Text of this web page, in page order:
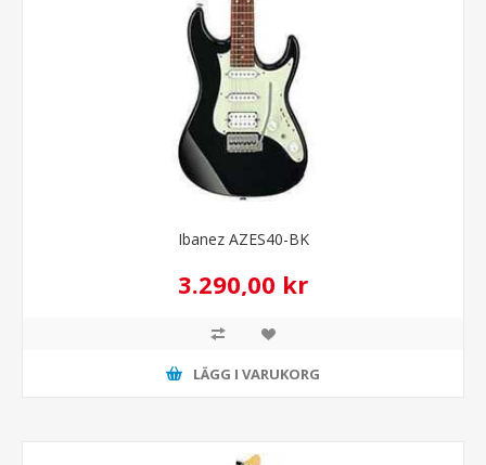
Ibanez AZES40-BK
3.290,00 kr
LÄGG I VARUKORG